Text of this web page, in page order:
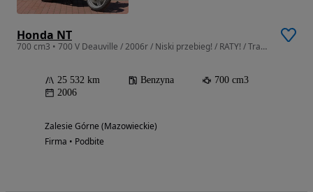
Honda NT
700 cm3 • 700 V Deauville / 2006r / Niski przebieg! / RATY! / Transport!
25 532 km Benzyna
700 cm3
2006
Zalesie Górne (Mazowieckie)
Firma • Podbite